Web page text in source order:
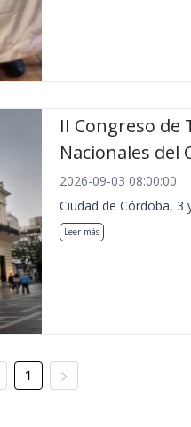
II Congreso de
Nacionales del
2026-09-03 08:00:00
Ciudad de Córdoba, 3
Leer más
1